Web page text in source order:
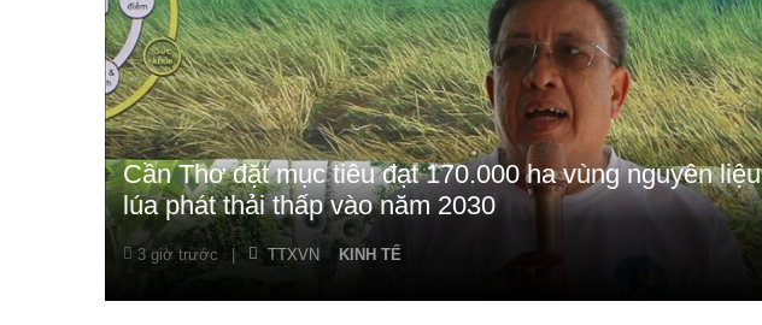
Cần Thơ đặt mục tiêu đạt 170.000 ha vùng nguyên liệu
lúa phát thải thấp vào năm 2030
3 giờ trước TTXVN KINH TẾ